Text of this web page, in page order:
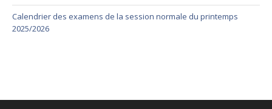
Calendrier des examens de la session normale du printemps
2025/2026